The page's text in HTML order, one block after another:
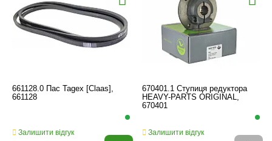
661128.0 Пас Tagex [Claas],
661128
Залишити відгук
670401.1 Ступиця редуктора
HEAVY-PARTS ORIGINAL,
670401
Залишити відгук